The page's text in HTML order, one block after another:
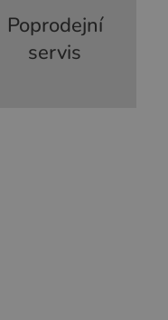
Poprodejní
servis